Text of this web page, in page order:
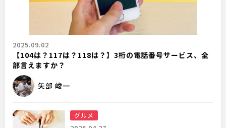
2025.09.02
【104は？117は？118は？】3桁の電話番号サービス、全
部言えますか？
矢部 峻一
グルメ